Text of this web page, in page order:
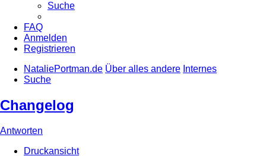
Suche
FAQ
Anmelden
Registrieren
NataliePortman.de Über alles andere Internes
Suche
Changelog
Antworten
Druckansicht